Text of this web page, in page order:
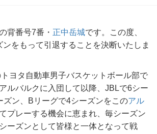
背番号7番・ 正中岳城です。この度、
をもって引退することを決断いたしま
ヨタ自動車男子バスケットボール部で
ルバルクに入団して以降、JBLで6シー
ズン、Bリーグで4シーズンをこのアル
プレーする機会に恵まれ、毎シーズン
ーズンとして皆様と一体となって戦